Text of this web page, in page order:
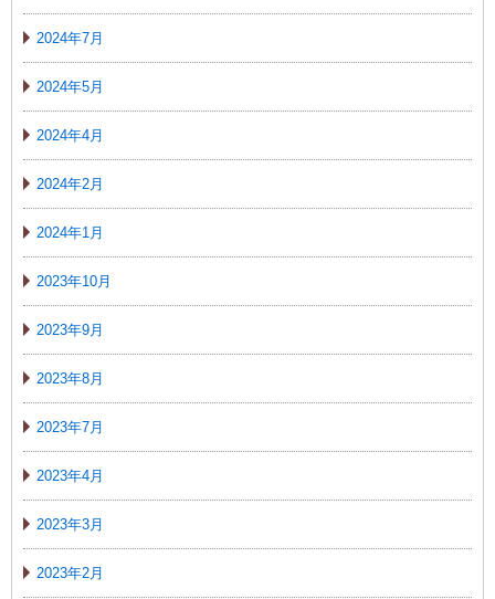
2024年7月
2024年5月
2024年4月
2024年2月
2024年1月
2023年10月
2023年9月
2023年8月
2023年7月
2023年4月
2023年3月
2023年2月